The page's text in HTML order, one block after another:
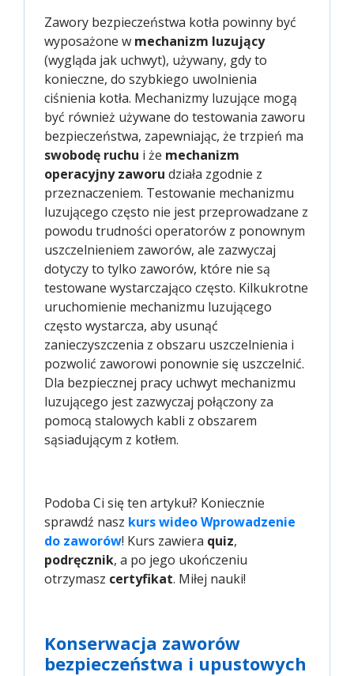
Zawory bezpieczeństwa kotła powinny być
wyposażone w mechanizm luzujący
(wygląda jak uchwyt), używany, gdy to
konieczne, do szybkiego uwolnienia
ciśnienia kotła. Mechanizmy luzujące mogą
być również używane do testowania zaworu
bezpieczeństwa, zapewniając, że trzpień ma
swobodę ruchu i że mechanizm
operacyjny zaworu działa zgodnie z
przeznaczeniem. Testowanie mechanizmu
luzującego często nie jest przeprowadzane z
powodu trudności operatorów z ponownym
uszczelnieniem zaworów, ale zazwyczaj
dotyczy to tylko zaworów, które nie są
testowane wystarczająco często. Kilkukrotne
uruchomienie mechanizmu luzującego
często wystarcza, aby usunąć
zanieczyszczenia z obszaru uszczelnienia i
pozwolić zaworowi ponownie się uszczelnić.
Dla bezpiecznej pracy uchwyt mechanizmu
luzującego jest zazwyczaj połączony za
pomocą stalowych kabli z obszarem
sąsiadującym z kotłem.
Podoba Ci się ten artykuł? Koniecznie
sprawdź nasz kurs wideo Wprowadzenie
do zaworów! Kurs zawiera quiz,
podręcznik, a po jego ukończeniu
otrzymasz certyfikat. Miłej nauki!
Konserwacja zaworów
bezpieczeństwa i upustowych